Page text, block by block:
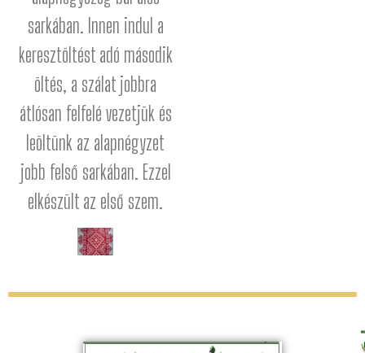
sarkában. Innen indul a
keresztöltést adó második
öltés, a szálat jobbra
átlósan felfelé vezetjük és
leöltünk az alapnégyzet
jobb felső sarkában. Ezzel
elkészült az első szem.